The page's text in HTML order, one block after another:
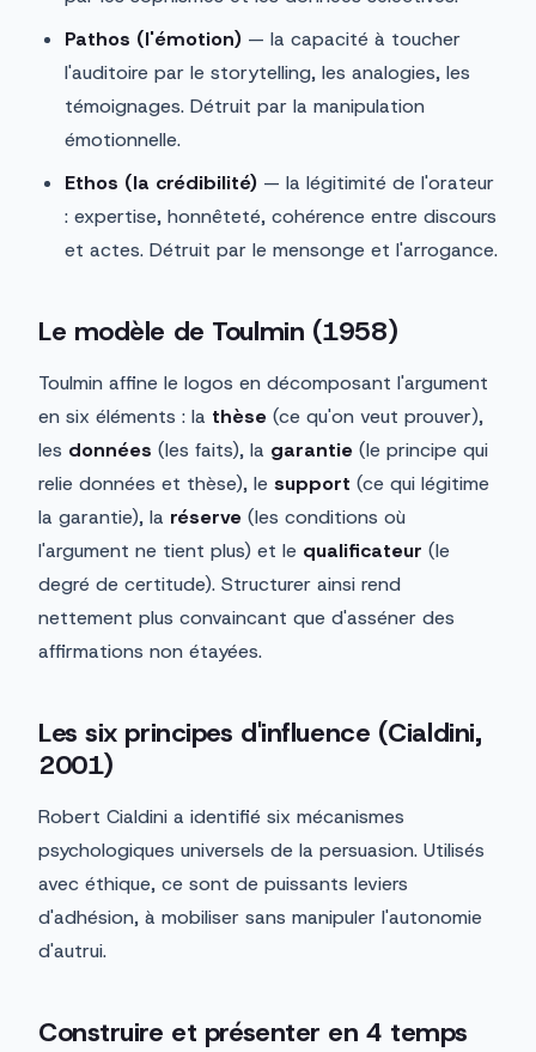
Pathos (l'émotion) — la capacité à toucher
l'auditoire par le storytelling, les analogies, les
témoignages. Détruit par la manipulation
émotionnelle.
Ethos (la crédibilité) — la légitimité de l'orateur
: expertise, honnêteté, cohérence entre discours
et actes. Détruit par le mensonge et l'arrogance.
Le modèle de Toulmin (1958)
Toulmin affine le logos en décomposant l'argument
en six éléments : la thèse (ce qu'on veut prouver),
les données (les faits), la garantie (le principe qui
relie données et thèse), le support (ce qui légitime
la garantie), la réserve (les conditions où
l'argument ne tient plus) et le qualificateur (le
degré de certitude). Structurer ainsi rend
nettement plus convaincant que d'asséner des
affirmations non étayées.
Les six principes d'influence (Cialdini,
2001)
Robert Cialdini a identifié six mécanismes
psychologiques universels de la persuasion. Utilisés
avec éthique, ce sont de puissants leviers
d'adhésion, à mobiliser sans manipuler l'autonomie
d'autrui.
Construire et présenter en 4 temps